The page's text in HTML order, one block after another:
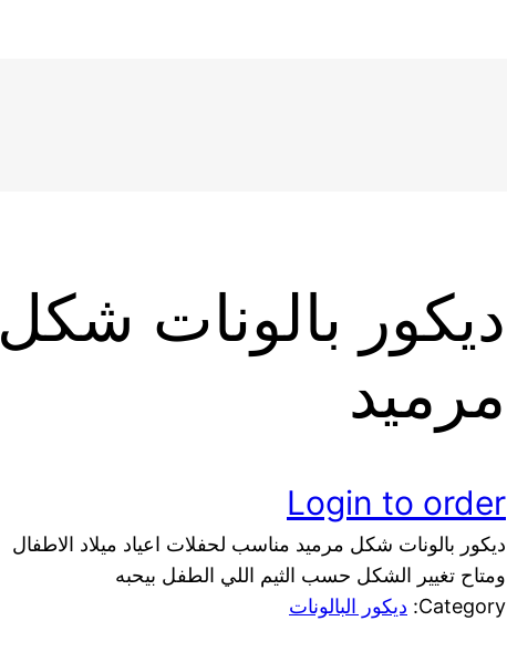
ديكور بالونات شكل
مرميد
Login to order
ديكور بالونات شكل مرميد مناسب لحفلات اعياد ميلاد الاطفال
ومتاح تغيير الشكل حسب الثيم اللي الطفل بيحبه
Category: ديكور البالونات
عربة